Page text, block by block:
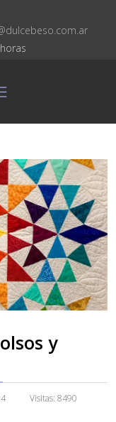
y
Visitas: 8490